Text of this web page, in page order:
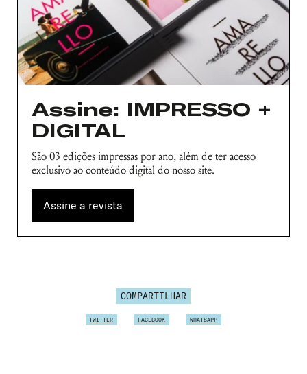
Assine: IMPRESSO +
DIGITAL
São 03 edições impressas por ano, além de ter acesso
exclusivo ao conteúdo digital do nosso site.
Assine a revista
COMPARTILHAR
TWITTER FACEBOOK WHATSAPP
Senha
Lembrar-me